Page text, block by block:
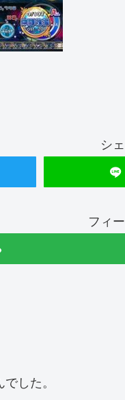
シ
フィ
した。